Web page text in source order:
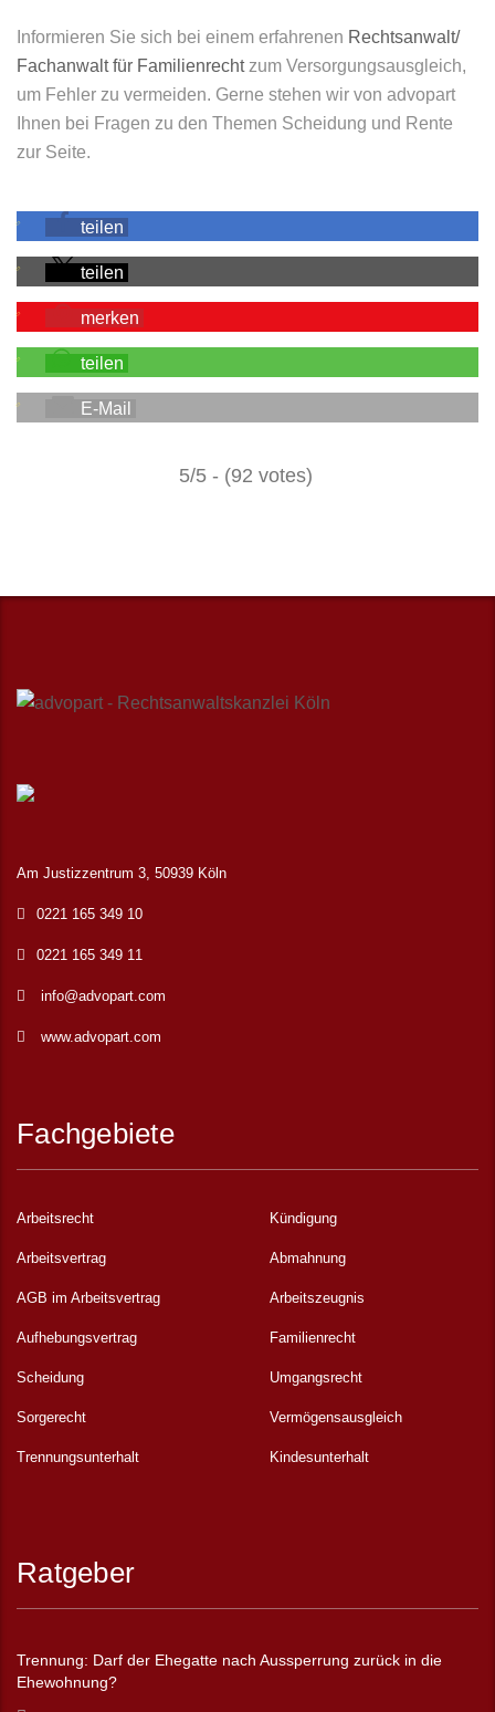
Informieren Sie sich bei einem erfahrenen Rechtsanwalt/
Fachanwalt für Familienrechtzum Versorgungsausgleich,
um Fehler zu vermeiden. Gerne stehen wir von advopart
Ihnen bei Fragen zu den Themen Scheidung und Rente
zur Seite.
teilen
teilen
merken
teilen
E-Mail
5/5 - (92 votes)
Am Justizzentrum 3, 50939 Köln
0221 165 349 10
0221 165 349 11
info@advopart.com
www.advopart.com
Fachgebiete
Arbeitsrecht Kündigung
Arbeitsvertrag Abmahnung
AGB im Arbeitsvertrag Arbeitszeugnis
Aufhebungsvertrag Familienrecht
Scheidung Umgangsrecht
Sorgerecht Vermögensausgleich
Trennungsunterhalt Kindesunterhalt
Ratgeber
Trennung: Darf der Ehegatte nach Aussperrung zurück in die
Ehewohnung?